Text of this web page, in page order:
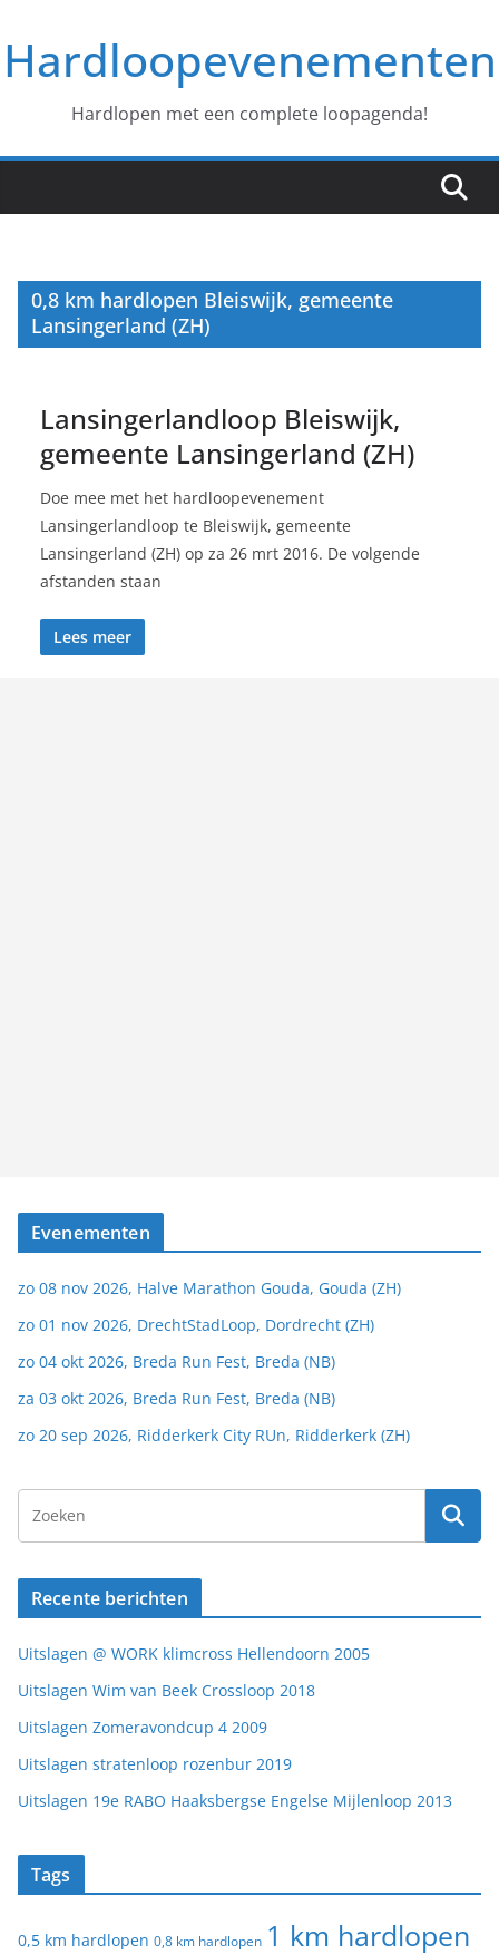
naar
deHardloopevenementen
Hardlopen met een complete loopagenda!
0,8 km hardlopen Bleiswijk, gemeente
Lansingerland (ZH)
Lansingerlandloop Bleiswijk,
gemeente Lansingerland (ZH)
Doe mee met het hardloopevenement
Lansingerlandloop te Bleiswijk, gemeente
Lansingerland (ZH) op za 26 mrt 2016. De volgende
afstanden staan
Lees meer
Evenementen
zo 08 nov 2026, Halve Marathon Gouda, Gouda (ZH)
zo 01 nov 2026, DrechtStadLoop, Dordrecht (ZH)
zo 04 okt 2026, Breda Run Fest, Breda (NB)
za 03 okt 2026, Breda Run Fest, Breda (NB)
zo 20 sep 2026, Ridderkerk City RUn, Ridderkerk (ZH)
Recente berichten
Uitslagen @ WORK klimcross Hellendoorn 2005
Uitslagen Wim van Beek Crossloop 2018
Uitslagen Zomeravondcup 4 2009
Uitslagen stratenloop rozenbur 2019
Uitslagen 19e RABO Haaksbergse Engelse Mijlenloop 2013
Tags
0,5 km hardlopen 0,8 km hardlopen 1 km hardlopen